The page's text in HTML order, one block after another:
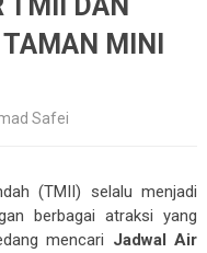
MINI
Safei
(TMII) selalu menjadi
berbagai atraksi yang
mencari Jadwal Air